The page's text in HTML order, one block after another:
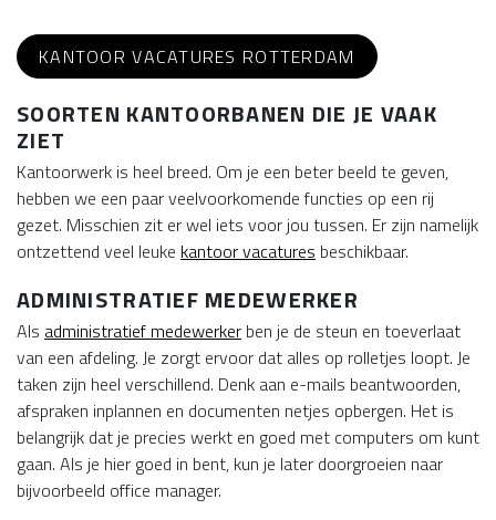
KANTOOR VACATURES ROTTERDAM
SOORTEN KANTOORBANEN DIE JE VAAK
ZIET
Kantoorwerk is heel breed. Om je een beter beeld te geven,
hebben we een paar veelvoorkomende functies op een rij
gezet. Misschien zit er wel iets voor jou tussen. Er zijn namelijk
ontzettend veel leuke kantoor vacatures beschikbaar.
ADMINISTRATIEF MEDEWERKER
Als administratief medewerker ben je de steun en toeverlaat
van een afdeling. Je zorgt ervoor dat alles op rolletjes loopt. Je
taken zijn heel verschillend. Denk aan e-mails beantwoorden,
afspraken inplannen en documenten netjes opbergen. Het is
belangrijk dat je precies werkt en goed met computers om kunt
gaan. Als je hier goed in bent, kun je later doorgroeien naar
bijvoorbeeld office manager.